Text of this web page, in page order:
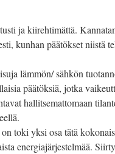
ja kiirehtimättä.
kunhan päätökset niistä
lämmön/ sähkön
päätöksiä, jotka
hallitsemattomaan
toki yksi osa tätä
energiajärjestelmää.
Marko